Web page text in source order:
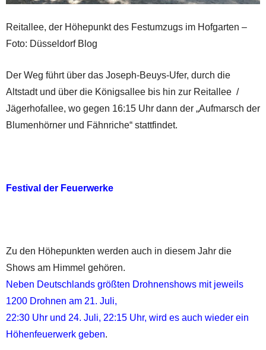
Reitallee, der Höhepunkt des Festumzugs im Hofgarten –
Foto: Düsseldorf Blog
Der Weg führt über das Joseph-Beuys-Ufer, durch die
Altstadt und über die Königsallee bis hin zur Reitallee /
Jägerhofallee, wo gegen 16:15 Uhr dann der „Aufmarsch der
Blumenhörner und Fähnriche“ stattfindet.
Festival der Feuerwerke
Zu den Höhepunkten werden auch in diesem Jahr die
Shows am Himmel gehören.
Neben Deutschlands größten Drohnenshows mit jeweils
1200 Drohnen am 21. Juli,
22:30 Uhr und 24. Juli, 22:15 Uhr, wird es auch wieder ein
Höhenfeuerwerk geben.